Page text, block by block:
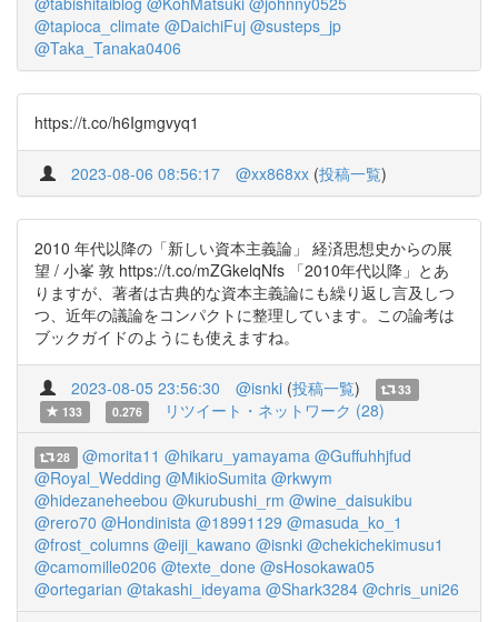
@tapioca_climate @DaichiFuj @susteps_jp
@Taka_Tanaka0406
https://t.co/h6Igmgvyq1
2023-08-06 08:56:17 @xx868xx (投稿一覧)
2010 年代以降の「新しい資本主義論」 経済思想史からの展
望 / 小峯 敦 https://t.co/mZGkelqNfs 「2010年代以降」とあ
りますが、著者は古典的な資本主義論にも繰り返し言及しつ
つ、近年の議論をコンパクトに整理しています。この論考は
ブックガイドのようにも使えますね。
2023-08-05 23:56:30 @isnki (投稿一覧)
33
133
0.276 リツイート・ネットワーク (28)
28 @morita11 @hikaru_yamayama @Guffuhhjfud
@Royal_Wedding @MikioSumita @rkwym
@hidezaneheebou @kurubushi_rm @wine_daisukibu
@rero70 @Hondinista @18991129 @masuda_ko_1
@frost_columns @eiji_kawano @isnki @chekichekimusu1
@camomille0206 @texte_done @sHosokawa05
@ortegarian @takashi_ideyama @Shark3284 @chris_uni26